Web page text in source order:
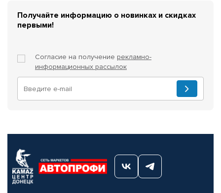
Получайте информацию о новинках и скидках
первыми!
Согласие на получение рекламно-
информационных рассылок